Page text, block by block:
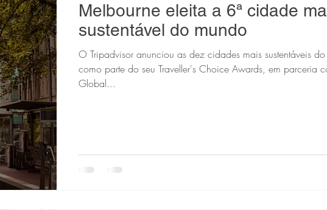
Melbourne eleita a 6ª cidade
sustentável ​​do mundo
O Tripadvisor anunciou as dez cidades mais sustentáveis
como parte do seu Traveller's Choice Awards, em parceria
Global...